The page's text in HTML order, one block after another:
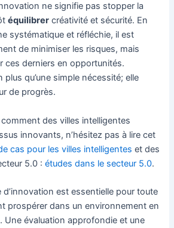
ne signifie pas stopper la
équilibrer créativité et sécurité. En
systématique et réfléchie, il est
de minimiser les risques, mais
ces derniers en opportunités.
plus qu’une simple nécessité; elle
de progrès.
des villes intelligentes
innovants, n’hésitez pas à lire cet
cas pour les villes intelligentes et des
5.0 :études dans le secteur 5.0.
d’innovation est essentielle pour toute
prospérer dans un environnement en
Une évaluation approfondie et une